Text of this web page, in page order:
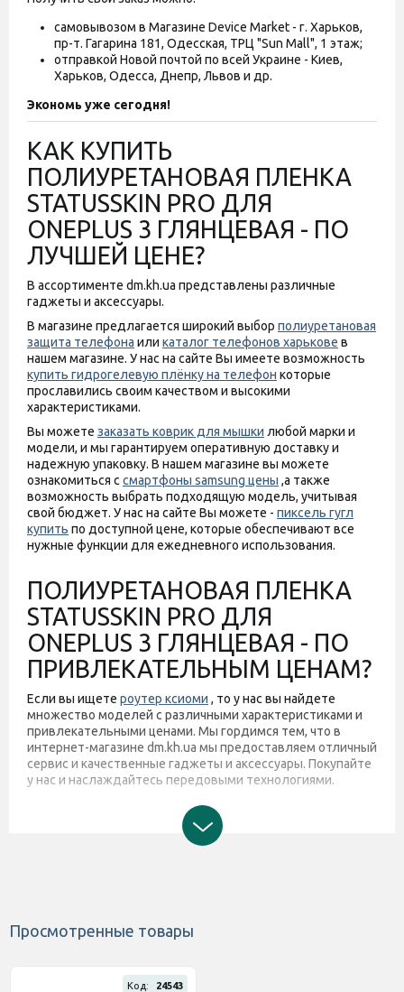
самовывозом в Магазине Device Market - г. Харьков,
пр-т. Гагарина 181, Одесская, ТРЦ "Sun Mall", 1 этаж;
отправкой Новой почтой по всей Украине - Киев,
Харьков, Одесса, Днепр, Львов и др.
Экономь уже сегодня!
КАК КУПИТЬ
ПОЛИУРЕТАНОВАЯ ПЛЕНКА
STATUSSKIN PRO ДЛЯ
ONEPLUS 3 ГЛЯНЦЕВАЯ - ПО
ЛУЧШЕЙ ЦЕНЕ?
В ассортименте dm.kh.ua представлены различные
гаджеты и аксессуары.
В магазине предлагается широкий выбор полиуретановая
защита телефона или каталог телефонов харькове в
нашем магазине. У нас на сайте Вы имеете возможность
купить гидрогелевую плёнку на телефон которые
прославились своим качеством и высокими
характеристиками.
Вы можете заказать коврик для мышки любой марки и
модели, и мы гарантируем оперативную доставку и
надежную упаковку. В нашем магазине вы можете
ознакомиться с смартфоны samsung цены ,а также
возможность выбрать подходящую модель, учитывая
свой бюджет. У нас на сайте Вы можете - пиксель гугл
купить по доступной цене, которые обеспечивают все
нужные функции для ежедневного использования.
ПОЛИУРЕТАНОВАЯ ПЛЕНКА
STATUSSKIN PRO ДЛЯ
ONEPLUS 3 ГЛЯНЦЕВАЯ - ПО
ПРИВЛЕКАТЕЛЬНЫМ ЦЕНАМ?
Если вы ищете роутер ксиоми , то у нас вы найдете
множество моделей с различными характеристиками и
привлекательными ценами. Мы гордимся тем, что в
интернет-магазине dm.kh.ua мы предоставляем отличный
сервис и качественные гаджеты и аксессуары. Покупайте
у нас и наслаждайтесь передовыми технологиями.
Просмотренные товары
Код: 24543